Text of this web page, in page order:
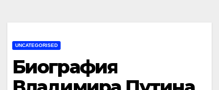
UNCATEGORISED
Биография